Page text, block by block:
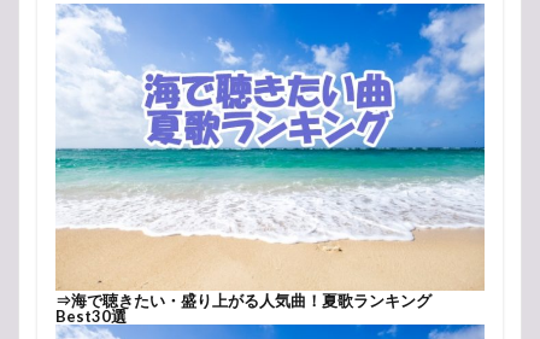
⇒海で聴きたい・盛り上がる人気曲！夏歌ランキング
Best30選